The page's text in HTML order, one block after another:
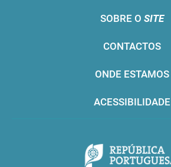
SOBRE O SITE
CONTACTOS
ONDE ESTAMOS
ACESSIBILIDADE